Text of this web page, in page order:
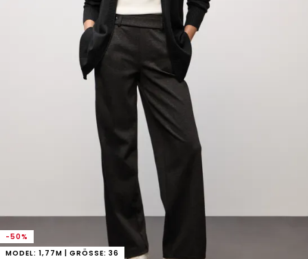
-50%
MODEL: 1,77M | GRÖSSE: 36